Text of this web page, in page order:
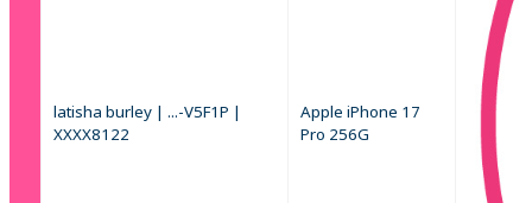
latisha burley | ...-V5F1P |
XXXX8122
Apple iPhone 17
Pro 256G